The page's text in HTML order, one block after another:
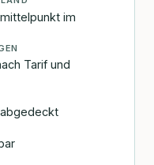
im
Tarif und